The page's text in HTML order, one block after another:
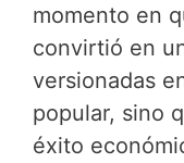
momento en
convirtió en
versionadas
popular, sino
éxito